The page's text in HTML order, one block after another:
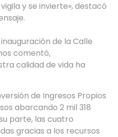
y se invierte», destacó
de la Calle
comentó,
calidad de vida ha
de Ingresos Propios
abarcando 2 mil 318
parte, las cuatro
gracias a los recursos